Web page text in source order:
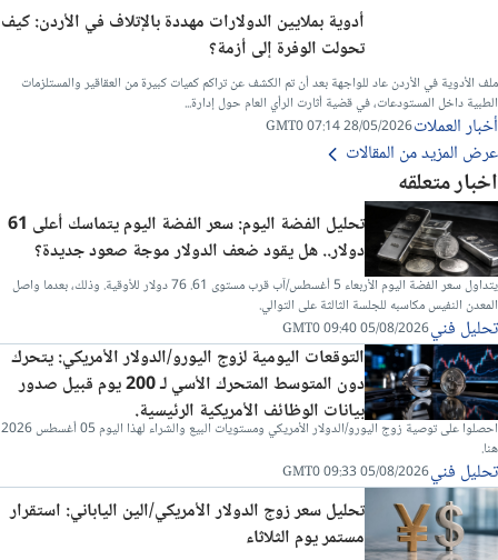
أدوية بملايين الدولارات مهددة بالإتلاف في الأردن: كيف
تحولت الوفرة إلى أزمة؟
ملف الأدوية في الأردن عاد للواجهة بعد أن تم الكشف عن تراكم كميات كبيرة من العقاقير والمستلزمات
الطبية داخل المستودعات، في قضية أثارت الرأي العام حول إدارة...
أخبار العملات28/05/2026 07:14 GMT0
عرض المزيد من المقالات
اخبار متعلقه
تحليل الفضة اليوم: سعر الفضة اليوم يتماسك أعلى 61
دولار.. هل يقود ضعف الدولار موجة صعود جديدة؟
يتداول سعر الفضة اليوم الأربعاء 5 أغسطس/آب قرب مستوى 61. 76 دولار للأوقية. وذلك، بعدما واصل
المعدن النفيس مكاسبه للجلسة الثالثة على التوالي.
تحليل فني05/08/2026 09:40 GMT0
التوقعات اليومية لزوج اليورو/الدولار الأمريكي: يتحرك
دون المتوسط المتحرك الأسي لـ 200 يوم قبيل صدور
بيانات الوظائف الأمريكية الرئيسية.
احصلوا على توصية زوج اليورو/الدولار الأمريكي ومستويات البيع والشراء لهذا اليوم 05 أغسطس 2026
هنا.
تحليل فني05/08/2026 09:33 GMT0
تحليل سعر زوج الدولار الأمريكي/الين الياباني: استقرار
مستمر يوم الثلاثاء